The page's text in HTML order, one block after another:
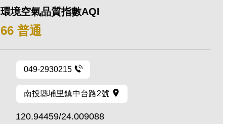
環境空氣品質指數AQI
66 普通
049-2930215
南投縣埔里鎮中台路2號
120.94459/24.009088